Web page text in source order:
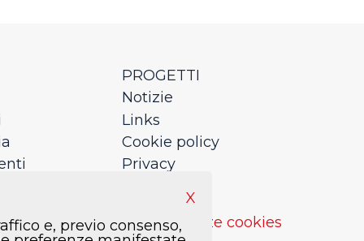
PROGETTI
Notizie
Links
Cookie policy
Privacy
Preferenze cookies
X
e, previo consenso,